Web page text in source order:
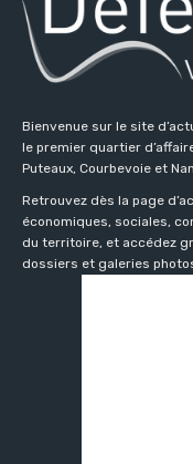
Bienvenue sur le site
le premier quartier
Puteaux, Courbevoie et
Retrouvez dès la page
économiques, sociales,
du territoire, et accédez
dossiers et galeries